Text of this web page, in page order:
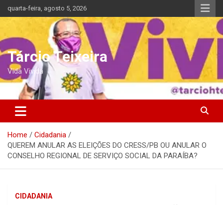
to
quarta-feira, agosto 5, 2026
Tárcio Teixeira
Vida Vivida
Home
Cidadania
QUEREM ANULAR AS ELEIÇÕES DO CRESS/PB OU ANULAR O
CONSELHO REGIONAL DE SERVIÇO SOCIAL DA PARAÍBA?
CIDADANIA